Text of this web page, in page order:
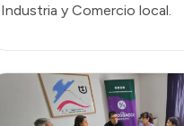
Industria y Comercio local.